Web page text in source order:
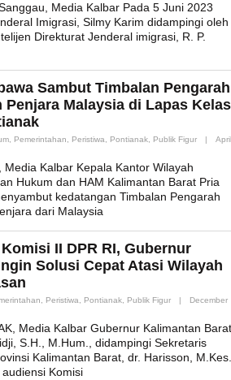
Media Kalbar Pada 5 Juni 2023
Imigrasi, Silmy Karim didampingi oleh
Direkturat Jenderal imigrasi, R. P.
Sambut Timbalan Pengarah
Penjara Malaysia di Lapas Kelas
, Pemerintahan, Peristiwa, Pontianak, Publik Figur |
April
Media Kalbar Kepala Kantor Wilayah
Hukum dan HAM Kalimantan Barat Pria
kedatangan Timbalan Pengarah
dari Malaysia
II DPR RI, Gubernur
Solusi Cepat Atasi Wilayah
, Peristiwa, Pontianak, Publik Figur |
December
Media Kalbar Gubernur Kalimantan
S.H., M.Hum., didampingi Sekretaris
Kalimantan Barat, dr. Harisson,
Komisi